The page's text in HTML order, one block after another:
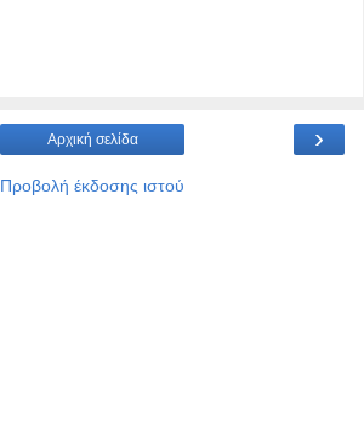
›
Αρχική σελίδα
Προβολή έκδοσης ιστού